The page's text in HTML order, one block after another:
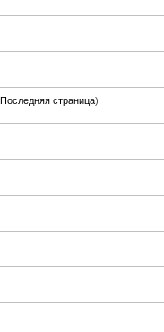
Последняя страница)